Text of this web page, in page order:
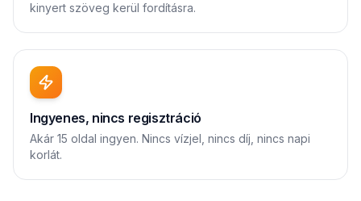
kinyert szöveg kerül fordításra.
Ingyenes, nincs regisztráció
Akár 15 oldal ingyen. Nincs vízjel, nincs díj, nincs napi
korlát.